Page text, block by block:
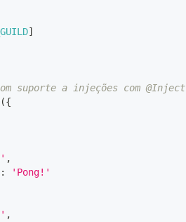
]
suporte a injeções com @Inject
({
,
:
'Pong!'
,